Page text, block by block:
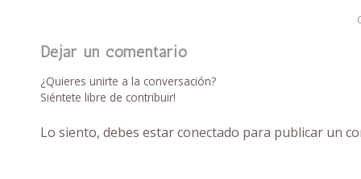
Dejar un comentario
¿Quieres unirte a la conversación?
Siéntete libre de contribuir!
Lo siento, debes estarconectado para publicar un